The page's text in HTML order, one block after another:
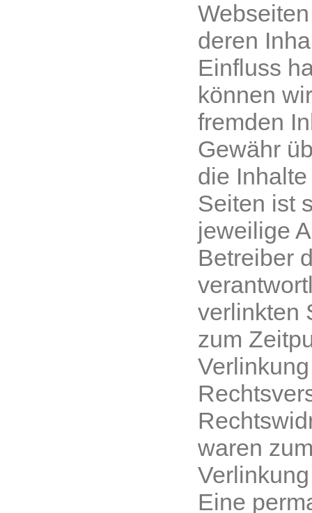
deren
Einfluss
können
fremden
Gewähr
die
Seiten ist
jeweilige
Betreiber
verlinkten
zum
waren
Eine